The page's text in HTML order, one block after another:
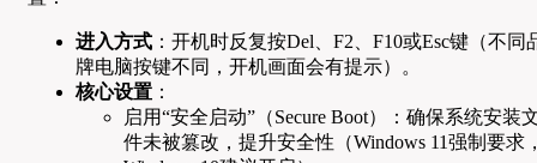
进入方式 ：开机时反复按Del、F2、F10或Esc键（不同
牌电脑按键不同，开机画面会有提示）。
核心设置 ：
启用“安全启动”（Secure Boot）：确保系统安装
件未被篡改，提升安全性（Windows 11强制要求